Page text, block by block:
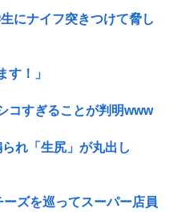
にナイフ突きつけて脅し
す！」
コすぎることが判明www
れ「生尻」が丸出し
ズを巡ってスーパー店員